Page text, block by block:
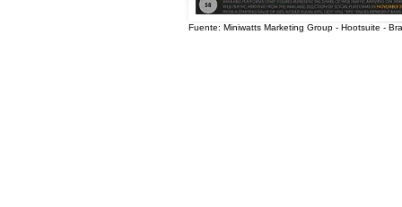
Fuente: Miniwatts Marketing Group - Hootsuite -